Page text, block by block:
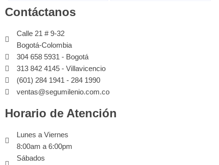
Contáctanos
Calle 21 # 9-32
Bogotá-Colombia
304 658 5931 - Bogotá
313 842 4145 - Villavicencio
(601) 284 1941 - 284 1990
ventas@segumilenio.com.co
Horario de Atención
Lunes a Viernes
8:00am a 6:00pm
Sábados